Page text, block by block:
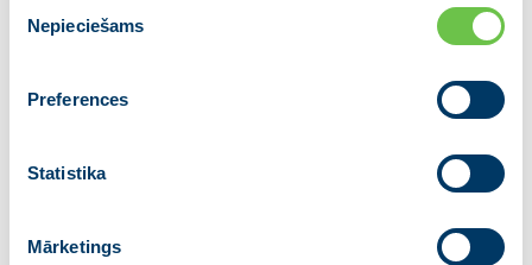
izvēle
Nepieciešams
Preferences
Statistika
Mārketings
Vidzemei”, “Jēkabpils reģionālā partija” un “Latgales
partija”. Partiju apvienības valdes priekšsēdētājs ir
E-pasts:informacija@vienotiba.lv